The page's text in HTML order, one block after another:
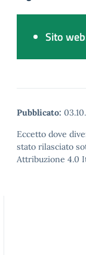
Sito
Pubblicato:
Eccetto dove
stato rilasciato
Attribuzione 4.0